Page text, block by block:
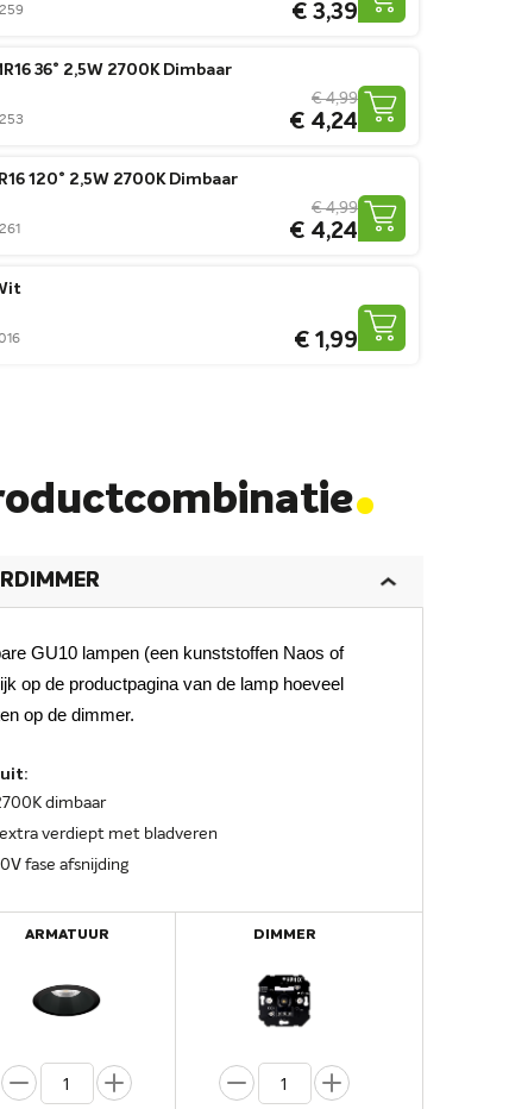
€ 3,39
36° 2,5W 2700K Dimbaar
€ 4,24
€ 4,99
120° 2,5W 2700K Dimbaar
€ 4,24
€ 4,99
€ 1,99
.
GU10 lampen (een kunststoffen Naos of
op de productpagina van de lamp hoeveel
op de dimmer.
dimbaar
verdiept met bladveren
fase afsnijding
ARMATUUR DIMMER